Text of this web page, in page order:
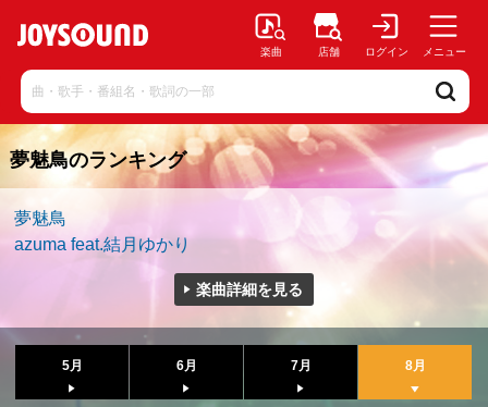
楽曲 店舗 ログイン メニュー
夢魅鳥のランキング
夢魅鳥
azuma feat.結月ゆかり
楽曲詳細を見る
5月 6月 7月 8月